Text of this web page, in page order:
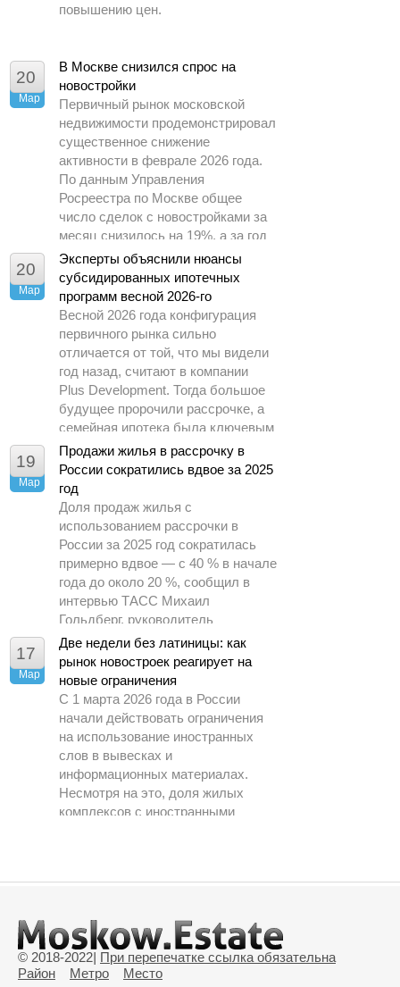
повышению цен.
20
Мар
В Москве снизился спрос на
новостройки
Первичный рынок московской
недвижимости продемонстрировал
существенное снижение
активности в феврале 2026 года.
По данным Управления
Росреестра по Москве общее
число сделок с новостройками за
месяц снизилось на 19%, а за год
– почти в 1,5 раза.
20
Мар
Эксперты объяснили нюансы
субсидированных ипотечных
программ весной 2026-го
Весной 2026 года конфигурация
первичного рынка сильно
отличается от той, что мы видели
год назад, считают в компании
Plus Development. Тогда большое
будущее пророчили рассрочке, а
семейная ипотека была ключевым
драйвером спроса.
19
Мар
Продажи жилья в рассрочку в
России сократились вдвое за 2025
год
Доля продаж жилья с
использованием рассрочки в
России за 2025 год сократилась
примерно вдвое — с 40 % в начале
года до около 20 %, сообщил в
интервью ТАСС Михаил
Гольдберг, руководитель
аналитического центра ДОМ.РФ.
17
Мар
Две недели без латиницы: как
рынок новостроек реагирует на
новые ограничения
С 1 марта 2026 года в России
начали действовать ограничения
на использование иностранных
слов в вывесках и
информационных материалах.
Несмотря на это, доля жилых
комплексов с иностранными
сообщили в пресс службе ЕРЗ.РФ
© 2018-2022| При перепечатке ссылка обязательна
Район
Метро Место